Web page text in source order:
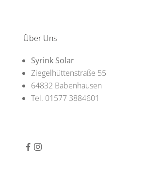
Über Uns
Syrink Solar
Ziegelhüttenstraße 55
64832 Babenhausen
Tel. 01577 3884601